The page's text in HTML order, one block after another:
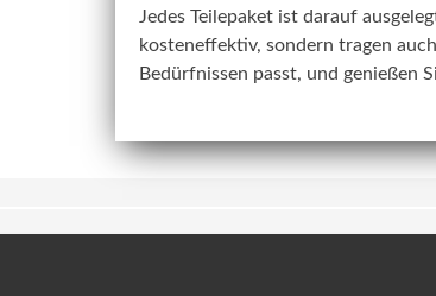
Jedes Teilepaket ist darauf
kosteneffektiv, sondern tragen
Bedürfnissen passt, und genießen